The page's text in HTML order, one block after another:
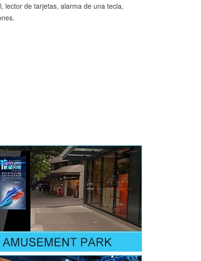
lector de tarjetas, alarma de una tecla,